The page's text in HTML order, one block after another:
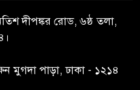
সীমান্তে বিএসএফের
দীপঙ্কর রোড, ৬ষ্ঠ তলা,
মুগদা পাড়া, ঢাকা - ১২১৪